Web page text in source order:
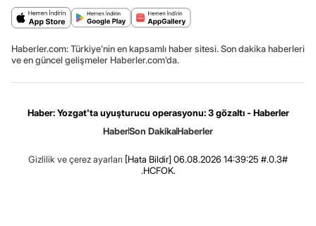
Haberler.com: Türkiye’nin en kapsamlı haber sitesi. Son dakika haberleri
ve en güncel gelişmeler Haberler.com’da.
Haber: Yozgat'ta uyuşturucu operasyonu: 3 gözaltı - Haberler
HaberSon DakikaHaberler
Gizlilik ve çerez ayarları [Hata Bildir] 06.08.2026 14:39:25 #.0.3#
.HCFOK.